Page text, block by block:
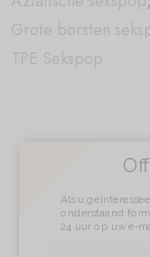
Grote borsten
TPE Sekspop
Als u
onderstaand
24 uur op uw e-